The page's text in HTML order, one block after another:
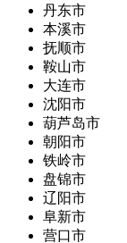
丹东市
本溪市
抚顺市
鞍山市
大连市
沈阳市
葫芦岛市
朝阳市
铁岭市
盘锦市
辽阳市
阜新市
营口市